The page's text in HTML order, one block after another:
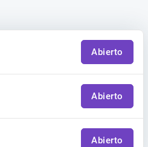
Abierto
Abierto
Abierto